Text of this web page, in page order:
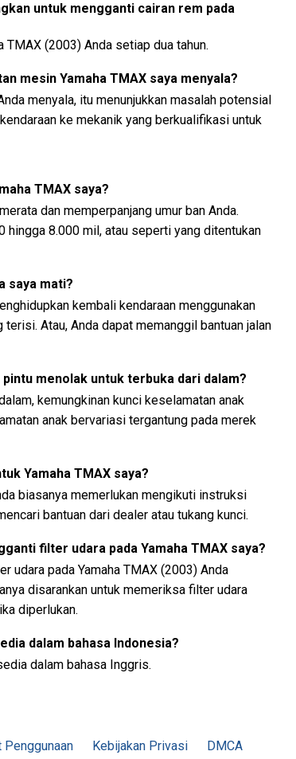
untuk mengganti cairan rem pada
TMAX (2003) Anda setiap dua tahun.
mesin Yamaha TMAX saya menyala?
menyala, itu menunjukkan masalah potensial
ke mekanik yang berkualifikasi untuk
TMAX saya?
dan memperpanjang umur ban Anda.
hingga 8.000 mil, atau seperti yang ditentukan
saya mati?
kembali kendaraan menggunakan
Atau, Anda dapat memanggil bantuan jalan
menolak untuk terbuka dari dalam?
kemungkinan kunci keselamatan anak
anak bervariasi tergantung pada merek
Yamaha TMAX saya?
biasanya memerlukan mengikuti instruksi
bantuan dari dealer atau tukang kunci.
filter udara pada Yamaha TMAX saya?
udara pada Yamaha TMAX (2003) Anda
disarankan untuk memeriksa filter udara
diperlukan.
dalam bahasa Indonesia?
dalam bahasa Inggris.
Penggunaan Kebijakan Privasi DMCA